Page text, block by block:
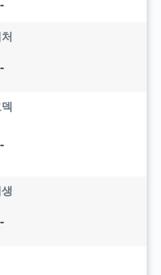
-
-
-
-